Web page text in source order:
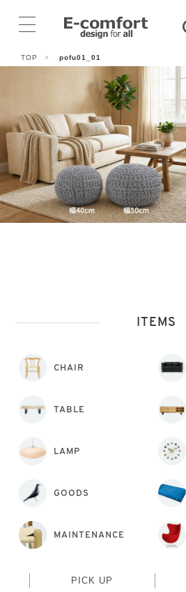
TOP > pofu01_01
ITEMS
CHAIR
TABLE
LAMP
GOODS
MAINTENANCE
PICK UP